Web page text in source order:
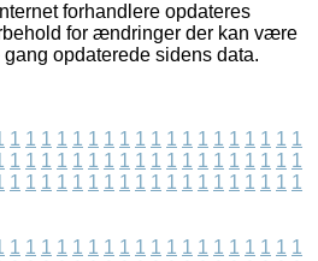
forhandlere opdateres
for ændringer der kan være
opdaterede sidens data.
1 1 1 1 1 1 1 1 1 1 1 1 1 1 1 1 1 1 1
1 1 1 1 1 1 1 1 1 1 1 1 1 1 1 1 1 1 1
1 1 1 1 1 1 1 1 1 1 1 1 1 1 1 1 1 1 1
1 1 1 1 1 1 1 1 1 1 1 1 1 1 1 1 1 1 1